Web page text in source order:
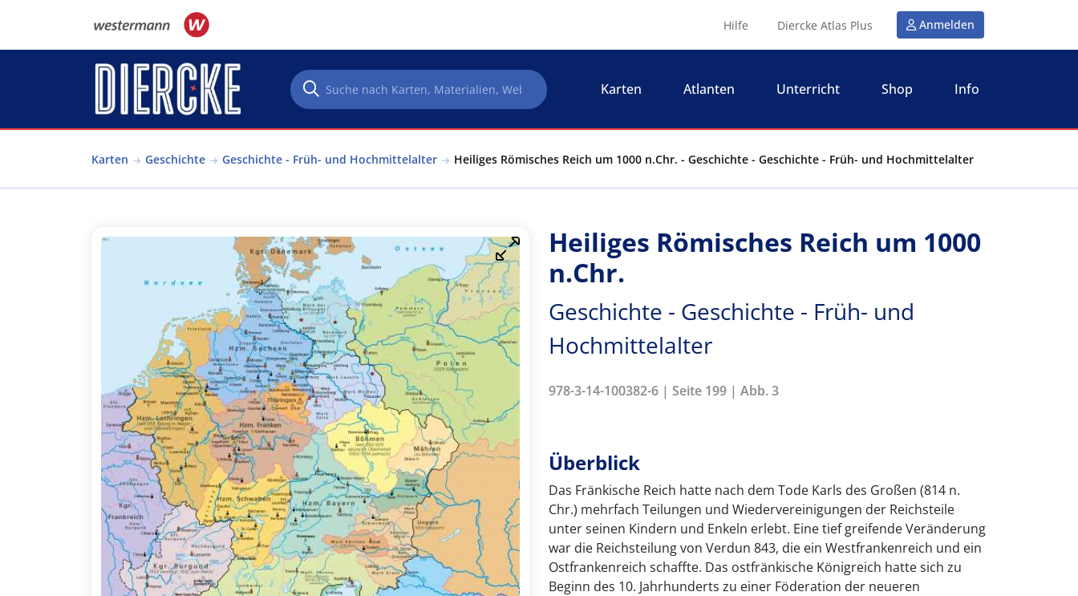
Hilfe Diercke Atlas Plus Anmelden
Karten Atlanten Unterricht Shop Info
Karten Geschichte Geschichte - Früh- und Hochmittelalter Heiliges Römisches Reich um 1000 n.Chr. - Geschichte - Geschichte - Früh- und Hochmittelalter
Heiliges Römisches Reich um 1000
n.Chr.
Geschichte - Geschichte - Früh- und
Hochmittelalter
978-3-14-100382-6 | Seite 199 | Abb. 3
Überblick
Das Fränkische Reich hatte nach dem Tode Karls des Großen (814 n.
Chr.) mehrfach Teilungen und Wiedervereinigungen der Reichsteile
unter seinen Kindern und Enkeln erlebt. Eine tief greifende Veränderung
war die Reichsteilung von Verdun 843, die ein Westfrankenreich und ein
Ostfrankenreich schaffte. Das ostfränkische Königreich hatte sich zu
Beginn des 10. Jahrhunderts zu einer Föderation der neueren